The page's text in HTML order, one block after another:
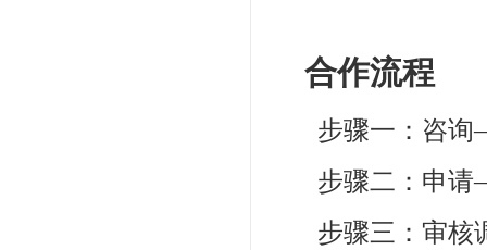
合作流程
步骤一：咨询
步骤二：申请
步骤三：审核